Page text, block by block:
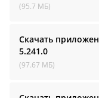
(95.7 МБ)
Скачать
5.241.0
(97.67 МБ)